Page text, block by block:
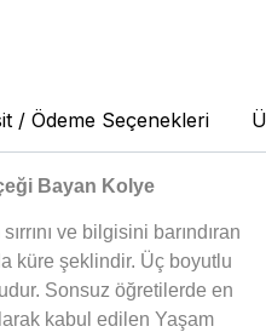
/ Ödeme Seçenekleri
Bayan Kolye
ve bilgisini barındıran
küre şeklindir. Üç boyutlu
Sonsuz öğretilerde en
kabul edilen Yaşam